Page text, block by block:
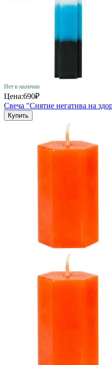
Нет в наличии
Цена:690₽
Свеча "Снятие негатива на
Купить